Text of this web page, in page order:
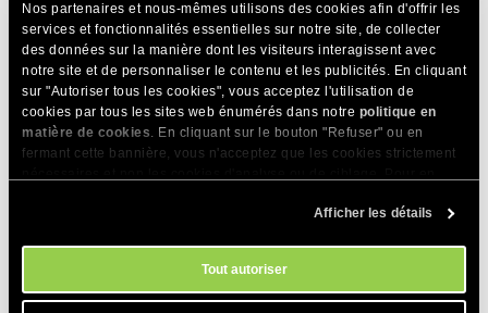
Nos partenaires et nous-mêmes utilisons des cookies afin d'offrir les
services et fonctionnalités essentielles sur notre site, de collecter
des données sur la manière dont les visiteurs interagissent avec
notre site et de personnaliser le contenu et les publicités. En cliquant
sur "Autoriser tous les cookies", vous acceptez l'utilisation de
cookies par tous les sites web énumérés dans notre politique en
matière de cookies. En cliquant sur le bouton "Refuser" ou en
fermant cette bannière, vous n'acceptez que les cookies strictement
. Vous pouvez gérer vos préférences
Afficher les détails
Tout autoriser
Articles Connexes
Comment changer l'adresse IP de votre site
solution cloud. Y aurait-il des temps d’arrêt ?
Allez-vous résilier mon compte d’hébergement